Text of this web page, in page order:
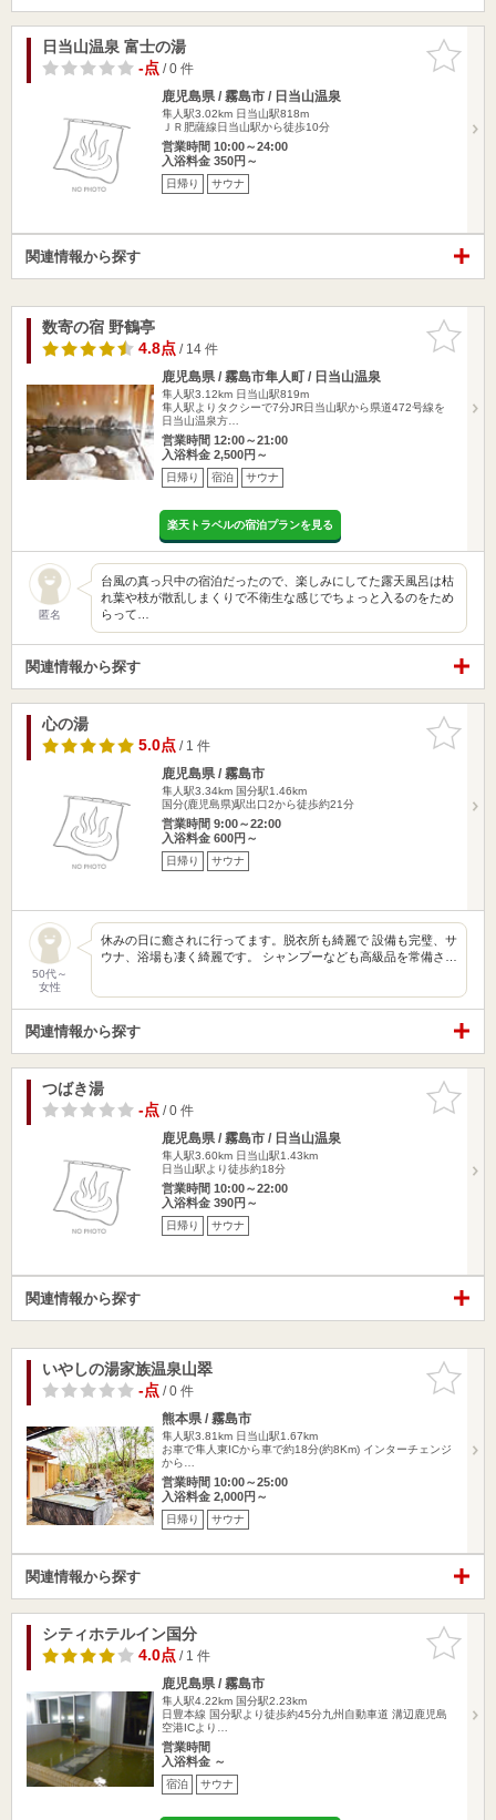
お気に入
りに追加
日当山温泉 富士の湯
-点/ 0 件
鹿児島県 / 霧島市 / 日当山温泉
隼人駅3.02km 日当山駅818m
ＪＲ肥薩線日当山駅から徒歩10分
営業時間 10:00～24:00
入浴料金 350円～
日帰り サウナ
関連情報から探す
お気に入
りに追加
数寄の宿 野鶴亭
4.8点/ 14 件
鹿児島県 / 霧島市隼人町 / 日当山温泉
隼人駅3.12km 日当山駅819m
隼人駅よりタクシーで7分JR日当山駅から県道472号線を
日当山温泉方…
営業時間 12:00～21:00
入浴料金 2,500円～
日帰り 宿泊 サウナ
楽天トラベルの宿泊プランを見る
匿名
台風の真っ只中の宿泊だったので、楽しみにしてた露天風呂は枯
れ葉や枝が散乱しまくりで不衛生な感じでちょっと入るのをため
らって…
関連情報から探す
お気に入
りに追加
心の湯
5.0点/ 1 件
鹿児島県 / 霧島市
隼人駅3.34km 国分駅1.46km
国分(鹿児島県)駅出口2から徒歩約21分
営業時間 9:00～22:00
入浴料金 600円～
日帰り サウナ
50代～
女性
休みの日に癒されに行ってます。脱衣所も綺麗で 設備も完璧、サ
ウナ、浴場も凄く綺麗です。 シャンプーなども高級品を常備さ…
関連情報から探す
お気に入
りに追加
つばき湯
-点/ 0 件
鹿児島県 / 霧島市 / 日当山温泉
隼人駅3.60km 日当山駅1.43km
日当山駅より徒歩約18分
営業時間 10:00～22:00
入浴料金 390円～
日帰り サウナ
関連情報から探す
お気に入
りに追加
いやしの湯家族温泉山翠
-点/ 0 件
熊本県 / 霧島市
隼人駅3.81km 日当山駅1.67km
お車で隼人東ICから車で約18分(約8Km) インターチェンジ
から…
営業時間 10:00～25:00
入浴料金 2,000円～
日帰り サウナ
関連情報から探す
お気に入
りに追加
シティホテルイン国分
4.0点/ 1 件
鹿児島県 / 霧島市
隼人駅4.22km 国分駅2.23km
日豊本線 国分駅より徒歩約45分九州自動車道 溝辺鹿児島
空港ICより…
営業時間
入浴料金 ～
宿泊 サウナ